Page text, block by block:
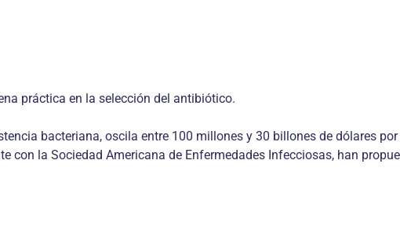
práctica en la selección del antibiótico.
bacteriana, oscila entre 100 millones y 30 billones de dólares
con la Sociedad Americana de Enfermedades Infecciosas, han